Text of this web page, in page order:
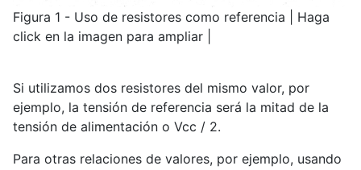
Figura 1 - Uso de resistores como referencia | Haga
click en la imagen para ampliar |
Si utilizamos dos resistores del mismo valor, por
ejemplo, la tensión de referencia será la mitad de la
tensión de alimentación o Vcc / 2.
Para otras relaciones de valores, por ejemplo, usando